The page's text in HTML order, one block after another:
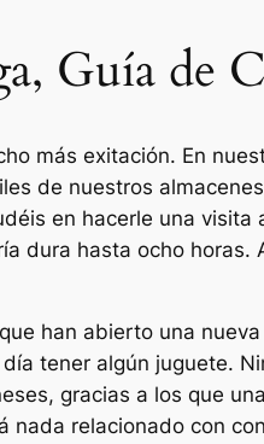
Guía de
más exitación. En
de nuestros
en hacerle una visita
dura hasta ocho horas.
han abierto una
tener algún juguete.
gracias a los que
nada relacionado con